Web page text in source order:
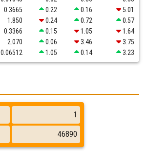
0.3665 0.22 0.16
5.01
1.850 0.24 0.72
0.57
0.3366 0.15 1.05
1.64
2.070 0.06 3.46
3.75
0.06512 1.05 0.14 3.23